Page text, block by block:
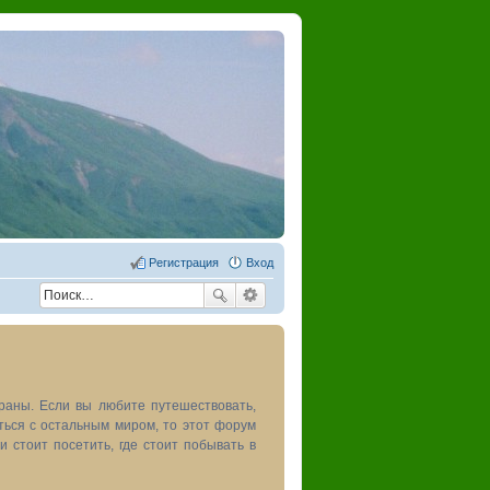
Вход
Регистрация
Если вы любите путешествовать,
с остальным миром, то этот форум
стоит посетить, где стоит побывать в